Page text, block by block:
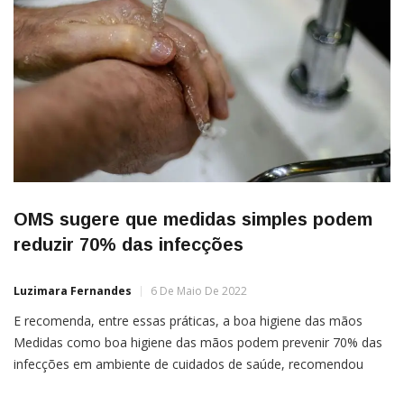
OMS sugere que medidas simples podem
reduzir 70% das infecções
Luzimara Fernandes 6 De Maio De 2022
E recomenda, entre essas práticas, a boa higiene das mãos
Medidas como boa higiene das mãos podem prevenir 70% das
infecções em ambiente de cuidados de saúde, recomendou